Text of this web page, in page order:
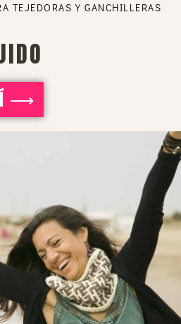
TEJEDORAS Y GANCHILLERAS
⟶